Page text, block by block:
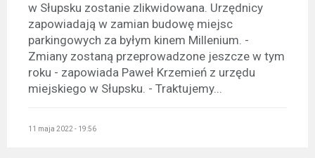
w Słupsku zostanie zlikwidowana. Urzędnicy
zapowiadają w zamian budowę miejsc
parkingowych za byłym kinem Millenium. -
Zmiany zostaną przeprowadzone jeszcze w tym
roku - zapowiada Paweł Krzemień z urzędu
miejskiego w Słupsku. - Traktujemy...
11 maja 2022 - 19:56